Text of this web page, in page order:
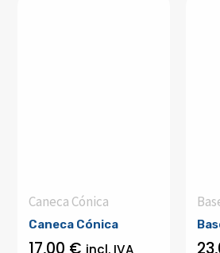
Caneca Cónica
Caneca Cónica
incl. IVA